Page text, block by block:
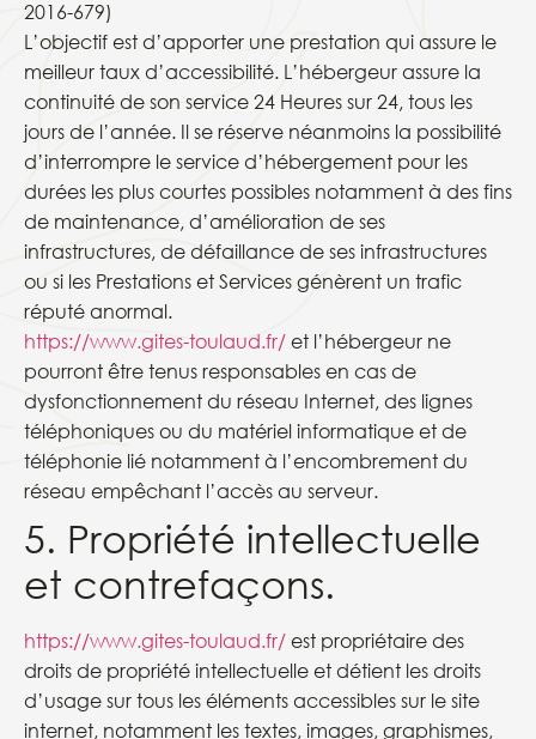
2016-679)
L’objectif est d’apporter une prestation qui assure le
meilleur taux d’accessibilité. L’hébergeur assure la
continuité de son service 24 Heures sur 24, tous les
jours de l’année. Il se réserve néanmoins la possibilité
d’interrompre le service d’hébergement pour les
durées les plus courtes possibles notamment à des fins
de maintenance, d’amélioration de ses
infrastructures, de défaillance de ses infrastructures
ou si les Prestations et Services génèrent un trafic
réputé anormal.
https://www.gites-toulaud.fr/ et l’hébergeur ne
pourront être tenus responsables en cas de
dysfonctionnement du réseau Internet, des lignes
téléphoniques ou du matériel informatique et de
téléphonie lié notamment à l’encombrement du
réseau empêchant l’accès au serveur.
5. Propriété intellectuelle
et contrefaçons.
https://www.gites-toulaud.fr/ est propriétaire des
droits de propriété intellectuelle et détient les droits
d’usage sur tous les éléments accessibles sur le site
internet, notamment les textes, images, graphismes,